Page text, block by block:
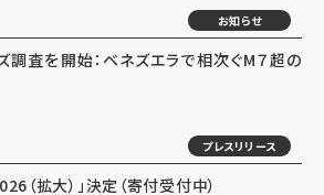
お知らせ
調査を開始：ベネズエラで相次ぐM７超の
プレスリリース
（拡大）」決定（寄付受付中）